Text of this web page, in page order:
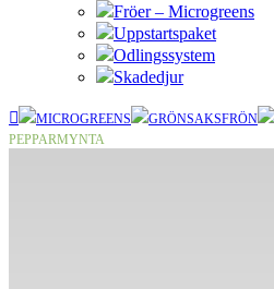
Fröer – Microgreens
Uppstartspaket
Odlingssystem
Skadedjur
MICROGREENS GRÖNSAKSFRÖN
PEPPARMYNTA